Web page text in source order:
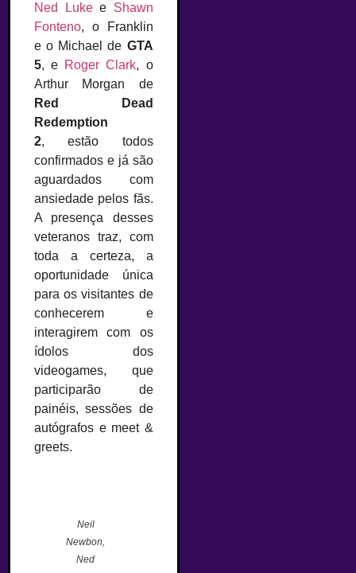
Ned Lukee Shawn
Fonteno, o Franklin
e o Michael de GTA
5, e Roger Clark, o
Arthur Morgan de
Red Dead
Redemption
2, estão todos
confirmados e já são
aguardados com
ansiedade pelos fãs.
A presença desses
veteranos traz, com
toda a certeza, a
oportunidade única
para os visitantes de
conhecerem e
interagirem com os
ídolos dos
videogames, que
participarão de
painéis, sessões de
autógrafos e meet &
greets.
Neil
Newbon,
Ned